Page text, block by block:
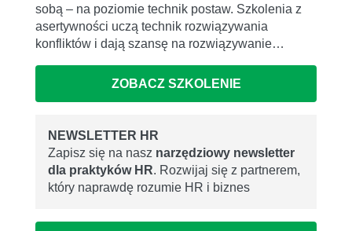
sobą – na poziomie technik postaw. Szkolenia z
asertywności uczą technik rozwiązywania
konfliktów i dają szansę na rozwiązywanie…
ZOBACZ SZKOLENIE
NEWSLETTER HR
Zapisz się na nasz narzędziowy newsletter
dla praktyków HR. Rozwijaj się z partnerem,
który naprawdę rozumie HR i biznes